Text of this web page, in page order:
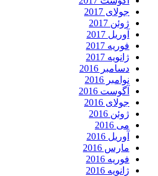
جولای 2017
ژوئن 2017
آوریل 2017
فوریه 2017
ژانویه 2017
دسامبر 2016
نوامبر 2016
آگوست 2016
جولای 2016
ژوئن 2016
می 2016
آوریل 2016
مارس 2016
فوریه 2016
ژانویه 2016